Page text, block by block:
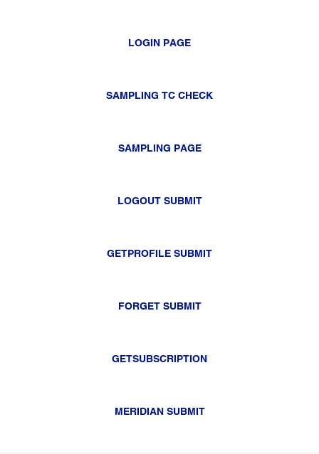
LOGIN PAGE
SAMPLING TC CHECK
SAMPLING PAGE
LOGOUT SUBMIT
GETPROFILE SUBMIT
FORGET SUBMIT
GETSUBSCRIPTION
MERIDIAN SUBMIT